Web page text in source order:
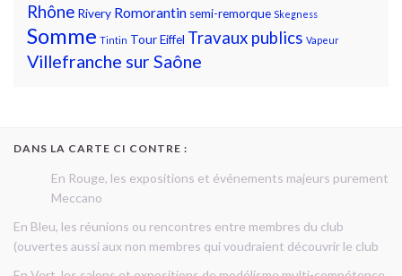
Rhône Rivery Romorantin semi-remorque Skegness
Somme Tintin Tour Eiffel Travaux publics Vapeur
Villefranche sur Saône
DANS LA CARTE CI CONTRE :
En Rouge, les expositions et événements majeurs purement
Meccano
En Bleu, les réunions ou rencontres entre membres du club
(ouvertes aussi aux non membres qui voudraient découvrir le club